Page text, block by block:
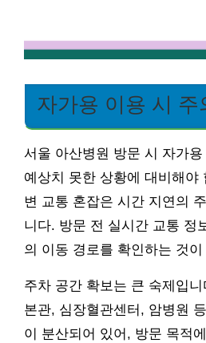
자가용 이용 시 주
서울 아산병원 방문 시 자가
예상치 못한 상황에 대비해야
변 교통 혼잡은 시간 지연의
니다. 방문 전 실시간 교통 정
의 이동 경로를 확인하는 것
주차 공간 확보는 큰 숙제입
본관, 심장혈관센터, 암병원
이 분산되어 있어, 방문 목적